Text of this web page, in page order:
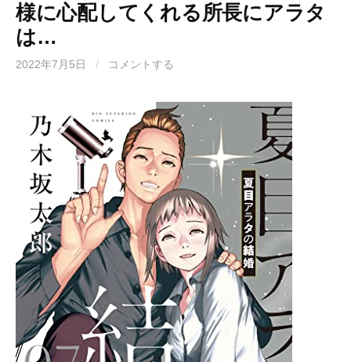
様に心配してくれる所長にアラタ
は…
2022年7月5日 / コメントする